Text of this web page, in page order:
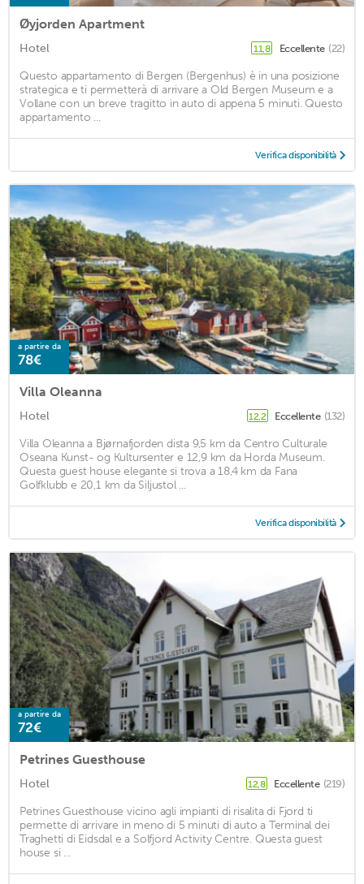
Øyjorden Apartment
Hotel 11,8 Eccellente (22)
Questo appartamento di Bergen (Bergenhus) è in una posizione
strategica e ti permetterà di arrivare a Old Bergen Museum e a
Vollane con un breve tragitto in auto di appena 5 minuti. Questo
appartamento ...
Verifica disponibilità
a partire da
78€
Villa Oleanna
Hotel 12,2 Eccellente (132)
Villa Oleanna a Bjørnafjorden dista 9,5 km da Centro Culturale
Oseana Kunst- og Kultursenter e 12,9 km da Horda Museum.
Questa guest house elegante si trova a 18,4 km da Fana
Golfklubb e 20,1 km da Siljustol ...
Verifica disponibilità
a partire da
72€
Petrines Guesthouse
Hotel 12,8 Eccellente (219)
Petrines Guesthouse vicino agli impianti di risalita di Fjord ti
permette di arrivare in meno di 5 minuti di auto a Terminal dei
Traghetti di Eidsdal e a Solfjord Activity Centre. Questa guest
house si ...